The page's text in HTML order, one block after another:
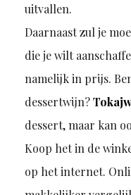
uitvallen.
Daarnaast zul je
die je wilt
namelijk in prijs.
dessertwijn?
dessert, maar kan
Koop het in de
op het internet.